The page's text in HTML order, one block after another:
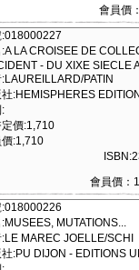
會員價
:018000227
LA CROISEE DE
- DU XIXE SIECLE
PATIN
:HEMISPHERES
定價:1,710
:1,710
會員價：
:018000226
MUTATIONS...
MAREC JOELLE/SCHI
:PU DIJON - EDITIONS